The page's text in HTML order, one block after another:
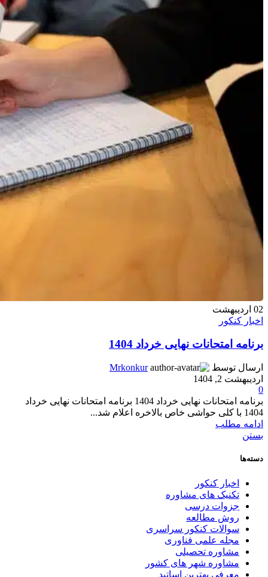
02 اردیبهشت
اخبار کنکور
برنامه امتحانات نهایی خرداد 1404
ارسال توسط
Mrkonkur
اردیبهشت 2, 1404
0
برنامه امتحانات نهایی خرداد 1404 برنامه امتحانات نهایی خرداد
1404 با کلی حواشی خاص بالاخره اعلام شد...
ادامه مطلب
بستن
دسته‌ها
اخبار کنکور
تکنیک های مشاوره
جزوات درسی
روش مطالعه
سوالات کنکور سراسری
مجله علمی فناوری
مشاوره تحصیلی
مشاوره شهر های کشور
معرفی بهترین اساتید